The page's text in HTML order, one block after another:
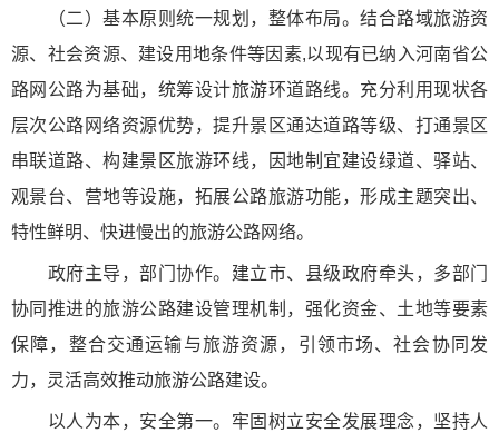
（二）基本原则统一规划，整体布局。结合路域旅游资
源、社会资源、建设用地条件等因素,以现有已纳入河南省公
路网公路为基础，统筹设计旅游环道路线。充分利用现状各
层次公路网络资源优势，提升景区通达道路等级、打通景区
串联道路、构建景区旅游环线，因地制宜建设绿道、驿站、
观景台、营地等设施，拓展公路旅游功能，形成主题突出、
特性鲜明、快进慢出的旅游公路网络。
政府主导，部门协作。建立市、县级政府牵头，多部门
协同推进的旅游公路建设管理机制，强化资金、土地等要素
保障，整合交通运输与旅游资源，引领市场、社会协同发
力，灵活高效推动旅游公路建设。
以人为本，安全第一。牢固树立安全发展理念，坚持人